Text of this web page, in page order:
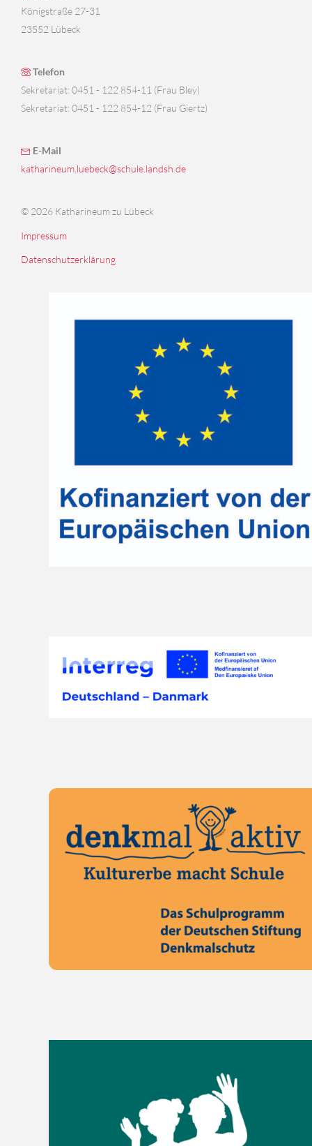
Königstraße 27-31
23552 Lübeck
Telefon
Sekretariat: 0451 - 122 854-11 (Frau Bley)
Sekretariat: 0451 - 122 854-12 (Frau Giertz)
E-Mail
katharineum.luebeck@schule.landsh.de
© 2026 Katharineum zu Lübeck
Impressum
Datenschutzerklärung